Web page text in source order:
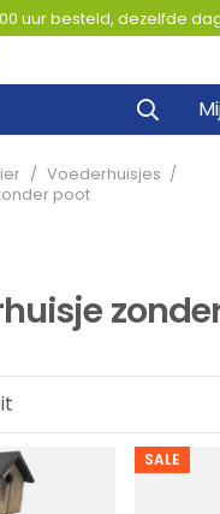
uur besteld, dezelfde
/ Voederhuisjes /
poot
SALE